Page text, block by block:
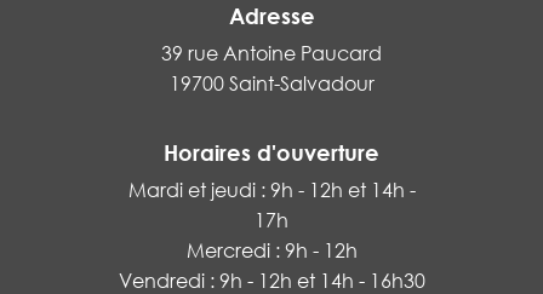
Adresse
39 rue Antoine Paucard
19700 Saint-Salvadour
Horaires d'ouverture
Mardi et jeudi : 9h - 12h et 14h -
17h
Mercredi : 9h - 12h
Vendredi : 9h - 12h et 14h - 16h30